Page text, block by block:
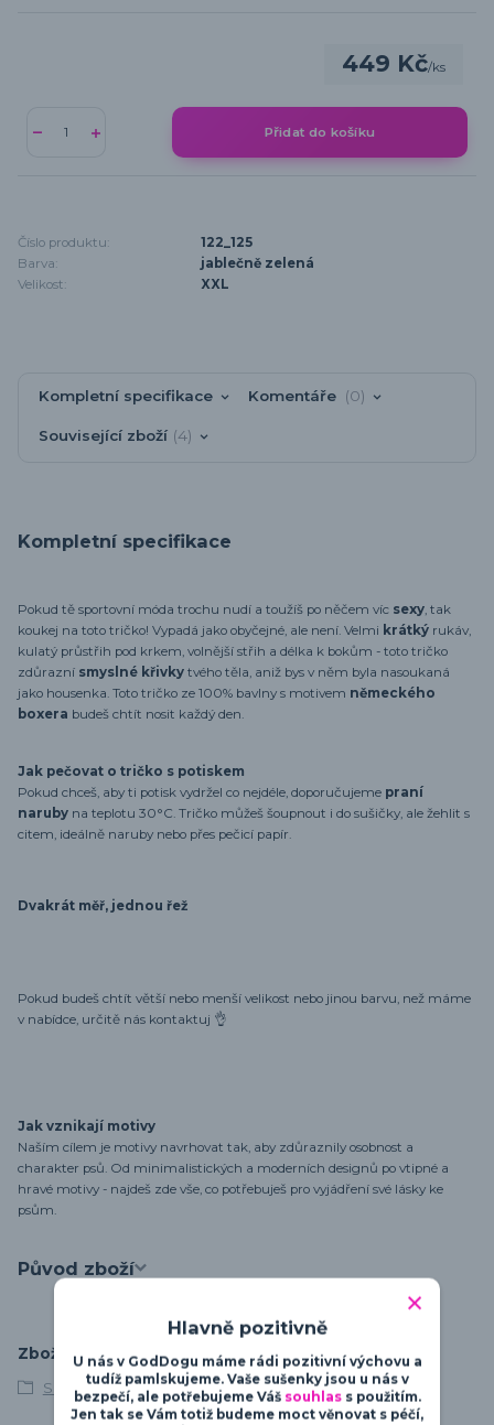
449 Kč/ks
Přidat do košíku
Číslo produktu:
122_125
Barva:
jablečně zelená
Velikost:
XXL
Kompletní specifikace Komentáře 0
Související zboží 4
Kompletní specifikace
Pokud tě sportovní móda trochu nudí a toužíš po něčem víc sexy, tak
koukej na toto tričko! Vypadá jako obyčejné, ale není. Velmi krátký rukáv,
kulatý průstřih pod krkem, volnější střih a délka k bokům - toto tričko
zdůrazní smyslné křivky tvého těla, aniž bys v něm byla nasoukaná
jako housenka. Toto tričko ze 100% bavlny s motivem německého
boxera budeš chtít nosit každý den.
Jak pečovat o tričko s potiskem
Pokud chceš, aby ti potisk vydržel co nejdéle, doporučujeme praní
naruby na teplotu 30°C. Tričko můžeš šoupnout i do sušičky, ale žehlit s
citem, ideálně naruby nebo přes pečicí papír.
Dvakrát měř, jednou řež
Pokud budeš chtít větší nebo menší velikost nebo jinou barvu, než máme
v nabídce, určitě nás kontaktuj 👌
Jak vznikají motivy
Naším cílem je motivy navrhovat tak, aby zdůraznily osobnost a
charakter psů. Od minimalistických a moderních designů po vtipné a
hravé motivy - najdeš zde vše, co potřebuješ pro vyjádření své lásky ke
psům.
Původ zboží
Zboží zařazeno v kategoriích
S vlastním textem
Hlavně pozitivně
U nás v GodDogu máme rádi pozitivní výchovu a
tudíž pamlskujeme. Vaše sušenky jsou u nás v
bezpečí, ale potřebujeme Váš souhlass použitím.
Jen tak se Vám totiž budeme moct věnovat s péčí,